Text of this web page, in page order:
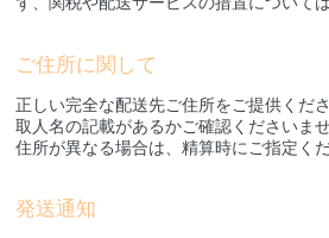
ご住所に関して
正しい完全な配送先ご住所をご提供くだ
取人名の記載があるかご確認くださいま
住所が異なる場合は、精算時にご指定くだ
発送通知